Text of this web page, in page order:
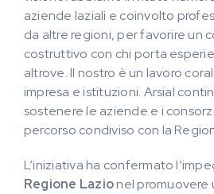
aziende laziali e coinvolto
da altre regioni, per favorire un
costruttivo con chi porta
altrove. Il nostro è un lavoro
impresa e istituzioni. Arsial
sostenere le aziende e i
percorso condiviso con la
L’iniziativa ha confermato
Regione Lazionel promuovere